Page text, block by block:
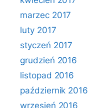
marzec 2017
luty 2017
styczeń 2017
grudzień 2016
listopad 2016
październik 2016
wrzesień 2016